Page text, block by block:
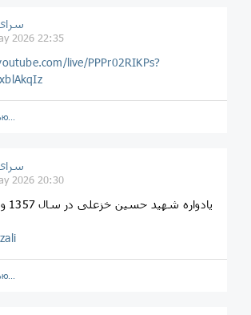
2026 22:35
live/PPPr02RIKPs?
2026 20:30